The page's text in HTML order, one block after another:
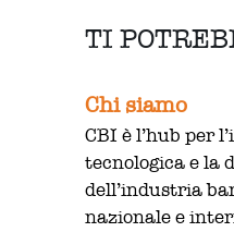
TI
Chi siamo
CBI è l’hub per
tecnologica e la
dell’industria
nazionale e